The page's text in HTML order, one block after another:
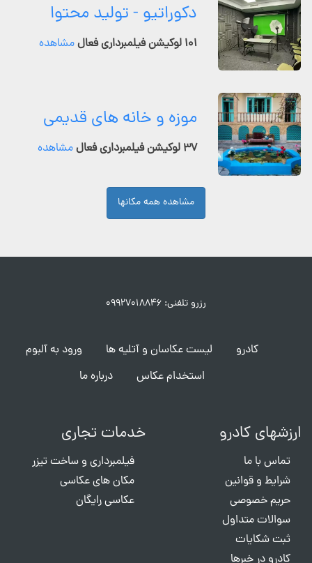
دکوراتیو - تولید محتوا
۱۰۱ لوکیشن فیلمبرداری فعال مشاهده
موزه و خانه های قدیمی
۳۷ لوکیشن فیلمبرداری فعال مشاهده
مشاهده همه مکانها
رزرو تلفنی: ۰۹۹۲۷۰۱۸۸۴۶
کادرو لیست عکاسان و آتلیه ها
ورود به آلبوم
استخدام عکاس
درباره ما
ارزشهای کادرو
تماس با ما
شرایط و قوانین
حریم خصوصی
سوالات متداول
ثبت شکایات
کادرو در خبرها
خدمات تجاری
فیلمبرداری و ساخت تیزر
مکان های عکاسی
عکاسی رایگان